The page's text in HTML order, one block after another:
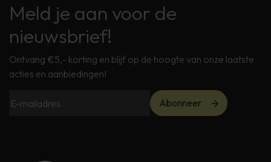
Meld je aan voor de
nieuwsbrief!
Ontvang €5,- korting en blijf op de hoogte van onze laatste
acties en aanbiedingen!
Abonneer